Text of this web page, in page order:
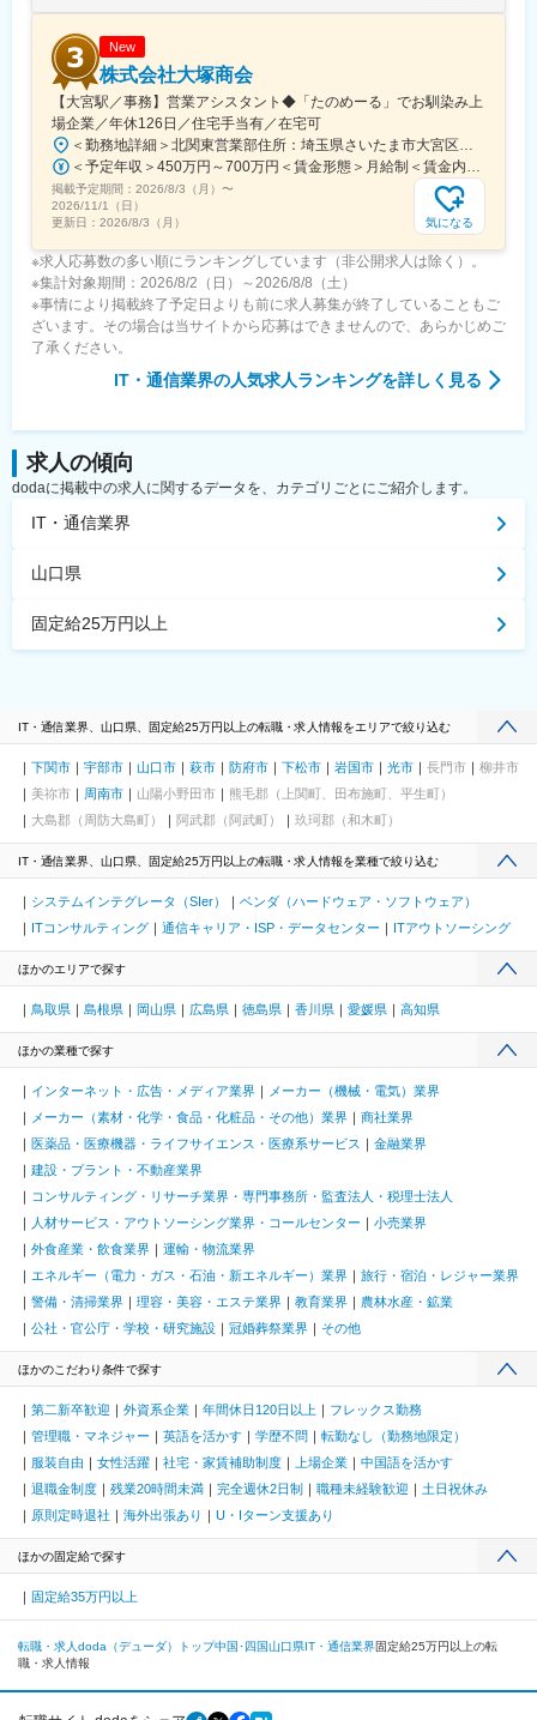
New
株式会社大塚商会
【大宮駅／事務】営業アシスタント◆「たのめーる」でお馴染み上
場企業／年休126日／住宅手当有／在宅可
＜勤務地詳細＞北関東営業部住所：埼玉県さいたま市大宮区桜木町1-195-1 大宮ソラミチKOZ 12階受動喫煙対策：屋内全面禁煙変更の範囲：会社の定める事業所（リモートワーク含む）
＜予定年収＞450万円～700万円＜賃金形態＞月給制＜賃金内訳＞月額（基本給）：274,000円～400,000円＜月給＞274,000円～400,000円＜昇給有無＞有＜残業手当＞有＜給与補足＞※経験・スキルを考慮のうえ、当社規定にて決定■昇給：年1回■賞与：年2回（7月・12月）賃金はあくまでも目安の金額であり、選考を通じて上下する可能性があります。月給(月額)は固定手当を含めた表記です。
掲載予定期間： 2026/8/3（月） 〜
2026/11/1（日）
更新日： 2026/8/3（月） 気になる
※求人応募数の多い順にランキングしています（非公開求人は除く）。
※集計対象期間：2026/8/2（日）～2026/8/8（土）
※事情により掲載終了予定日よりも前に求人募集が終了していることもご
ざいます。その場合は当サイトから応募はできませんので、あらかじめご
了承ください。
IT・通信業界の人気求人ランキングを詳しく見る
求人の傾向
dodaに掲載中の求人に関するデータを、カテゴリごとにご紹介します。
IT・通信業界
山口県
固定給25万円以上
IT・通信業界、山口県、固定給25万円以上の転職・求人情報をエリアで絞り込む
下関市 宇部市 山口市 萩市 防府市 下松市 岩国市 光市 長門市
柳井市
美祢市
周南市 山陽小野田市
熊毛郡（上関町、田布施町、平生町）
大島郡（周防大島町）
阿武郡（阿武町） 玖珂郡（和木町）
IT・通信業界、山口県、固定給25万円以上の転職・求人情報を業種で絞り込む
システムインテグレータ（SIer）
ベンダ（ハードウェア・ソフトウェア）
ITコンサルティング
通信キャリア・ISP・データセンター ITアウトソーシング
ほかのエリアで探す
鳥取県 島根県 岡山県 広島県 徳島県 香川県 愛媛県 高知県
ほかの業種で探す
インターネット・広告・メディア業界
メーカー（機械・電気）業界
メーカー（素材・化学・食品・化粧品・その他）業界
商社業界
医薬品・医療機器・ライフサイエンス・医療系サービス
金融業界
建設・プラント・不動産業界
コンサルティング・リサーチ業界・専門事務所・監査法人・税理士法人
人材サービス・アウトソーシング業界・コールセンター
小売業界
外食産業・飲食業界
運輸・物流業界
エネルギー（電力・ガス・石油・新エネルギー）業界
旅行・宿泊・レジャー業界
警備・清掃業界
理容・美容・エステ業界 教育業界
農林水産・鉱業
公社・官公庁・学校・研究施設
冠婚葬祭業界 その他
ほかのこだわり条件で探す
第二新卒歓迎 外資系企業 年間休日120日以上
フレックス勤務
管理職・マネジャー
英語を活かす 学歴不問
転勤なし（勤務地限定）
服装自由
女性活躍 社宅・家賃補助制度 上場企業
中国語を活かす
退職金制度
残業20時間未満 完全週休2日制 職種未経験歓迎
土日祝休み
原則定時退社
海外出張あり U・Iターン支援あり
ほかの固定給で探す
固定給35万円以上
転職・求人doda（デューダ）トップ中国･四国山口県IT・通信業界固定給25万円以上の転
職・求人情報